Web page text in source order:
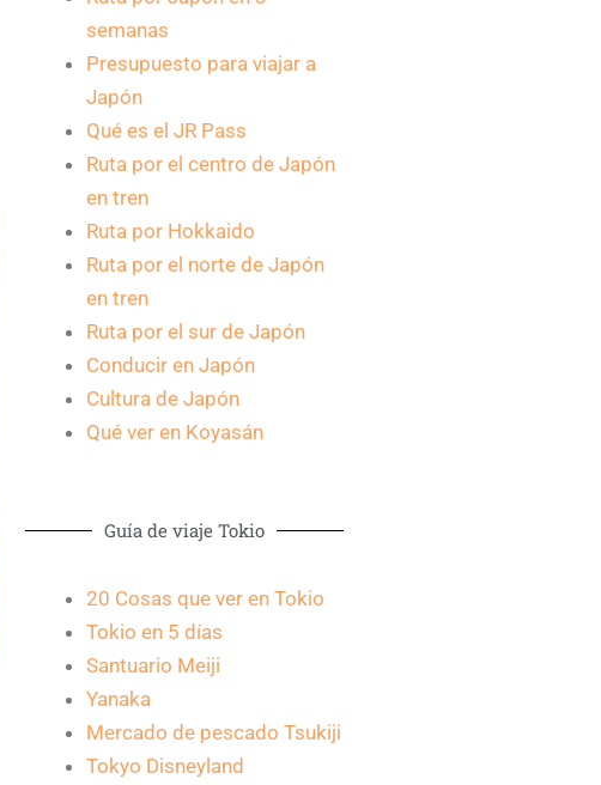
semanas
Presupuesto para viajar a
Japón
Qué es el JR Pass
Ruta por el centro de Japón
en tren
Ruta por Hokkaido
Ruta por el norte de Japón
en tren
Ruta por el sur de Japón
Conducir en Japón
Cultura de Japón
Qué ver en Koyasán
Guía de viaje Tokio
20 Cosas que ver en Tokio
Tokio en 5 días
Santuario Meiji
Yanaka
Mercado de pescado Tsukiji
Tokyo Disneyland